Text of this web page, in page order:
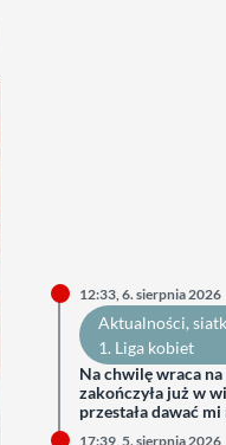
12:33, 6. sierpnia 2026
Aktualności,
1. Liga kobiet
Na chwilę wraca
zakończyła już w
przestała dawać mi
17:39, 5. sierpnia 2026